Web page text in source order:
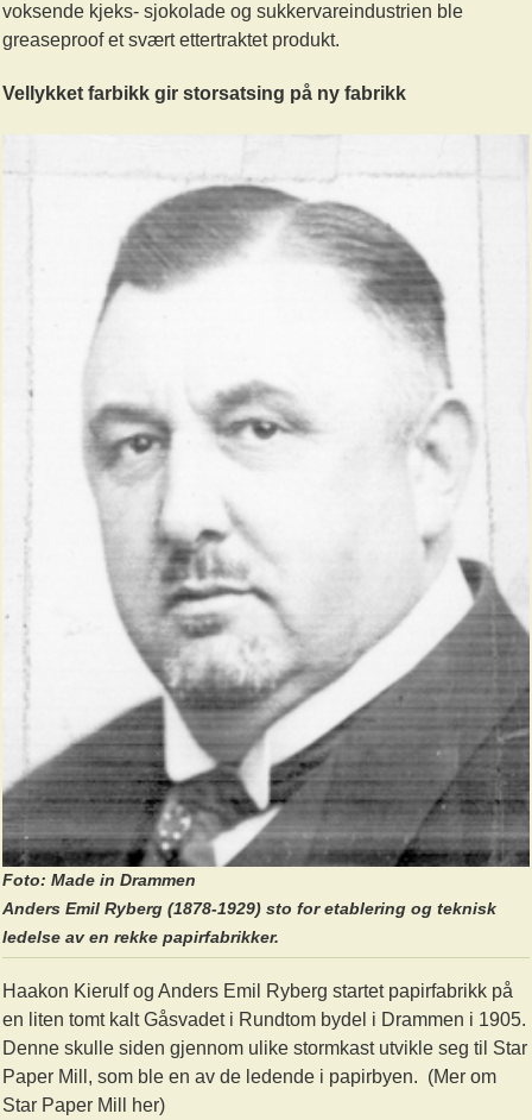
voksende kjeks- sjokolade og sukkervareindustrien ble
greaseproof et svært ettertraktet produkt.
Vellykket farbikk gir storsatsing på ny fabrikk
Foto: Made in Drammen
Anders Emil Ryberg (1878-1929) sto for etablering og teknisk
ledelse av en rekke papirfabrikker.
Haakon Kierulf og Anders Emil Ryberg startet papirfabrikk på
en liten tomt kalt Gåsvadet i Rundtom bydel i Drammen i 1905.
Denne skulle siden gjennom ulike stormkast utvikle seg til Star
Paper Mill, som ble en av de ledende i papirbyen. (Mer om
Star Paper Mill her)